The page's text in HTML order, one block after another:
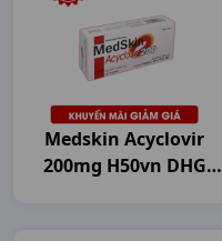
Medskin Acyclovir
200mg H50vn DHG